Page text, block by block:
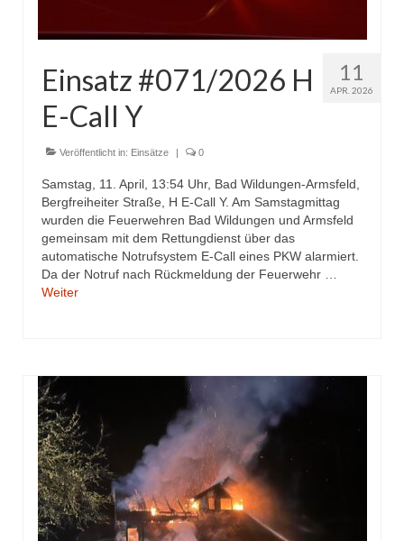
11
APR. 2026
Einsatz #071/2026 H
E-Call Y
Veröffentlicht in: Einsätze | 0
Samstag, 11. April, 13:54 Uhr, Bad Wildungen-Armsfeld,
Bergfreiheiter Straße, H E-Call Y. Am Samstagmittag
wurden die Feuerwehren Bad Wildungen und Armsfeld
gemeinsam mit dem Rettungdienst über das
automatische Notrufsystem E-Call eines PKW alarmiert.
Da der Notruf nach Rückmeldung der Feuerwehr …
Weiter